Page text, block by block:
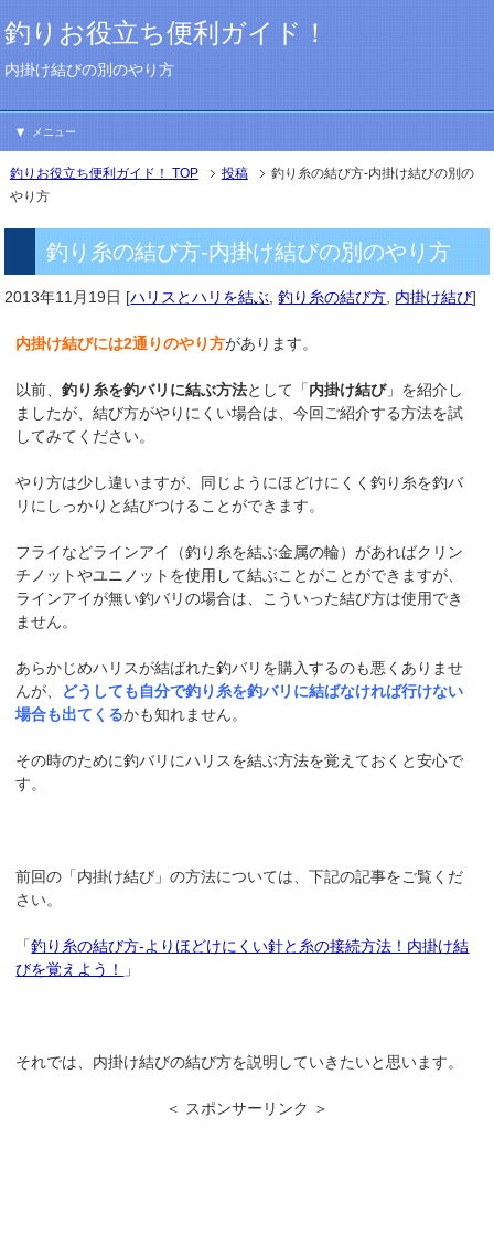
釣りお役立ち便利ガイド！
内掛け結びの別のやり方
メニュー
釣りお役立ち便利ガイド！ TOP 投稿
釣り糸の結び方-内掛け結びの別の
やり方
釣り糸の結び方-内掛け結びの別のやり方
2013年11月19日 [ハリスとハリを結ぶ ,釣り糸の結び方 内掛け結び]
内掛け結びには2通りのやり方があります。
以前、釣り糸を釣バリに結ぶ方法として「内掛け結び」を紹介し
ましたが、結び方がやりにくい場合は、今回ご紹介する方法を試
してみてください。
やり方は少し違いますが、同じようにほどけにくく釣り糸を釣バ
リにしっかりと結びつけることができます。
フライなどラインアイ（釣り糸を結ぶ金属の輪）があればクリン
チノットやユニノットを使用して結ぶことがことができますが、
ラインアイが無い釣バリの場合は、こういった結び方は使用でき
ません。
あらかじめハリスが結ばれた釣バリを購入するのも悪くありませ
んが、 どうしても自分で釣り糸を釣バリに結ばなければ行けない
場合も出てくるかも知れません。
その時のために釣バリにハリスを結ぶ方法を覚えておくと安心で
す。
前回の「内掛け結び」の方法については、下記の記事をご覧くだ
さい。
「釣り糸の結び方-よりほどけにくい針と糸の接続方法！内掛け結
びを覚えよう！
」
それでは、内掛け結びの結び方を説明していきたいと思います。
＜ スポンサーリンク ＞